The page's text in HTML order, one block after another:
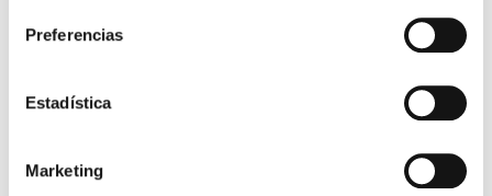
Preferencias
Estadística
Marketing
Telf. +33 (0) 559 25 65 52
Mastodon